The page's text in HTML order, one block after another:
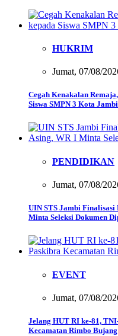
HUKRIM
Jumat, 07/08/
Cegah Kenakalan
Siswa SMPN 3 Kota Jambi
PENDIDIKAN
Jumat, 07/08/
UIN STS Jambi Finalisasi
Minta Seleksi Dokumen
EVENT
Jumat, 07/08/
Jelang HUT RI ke-81,
Kecamatan Rimbo Bujang